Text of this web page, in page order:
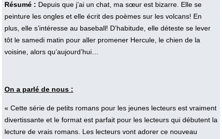
Résumé : Depuis que j’ai un chat, ma sœur est bizarre. Elle se
peinture les ongles et elle écrit des poèmes sur les volcans! En
plus, elle s’intéresse au baseball! D’habitude, elle déteste se lever
tôt le samedi matin pour aller promener Hercule, le chien de la
voisine, alors qu’aujourd’hui…
On a parlé de nous :
« Cette série de petits romans pour les jeunes lecteurs est vraiment
divertissante et le format est parfait pour les lecteurs qui débutent la
lecture de vrais romans. Les lecteurs vont adorer ce nouveau